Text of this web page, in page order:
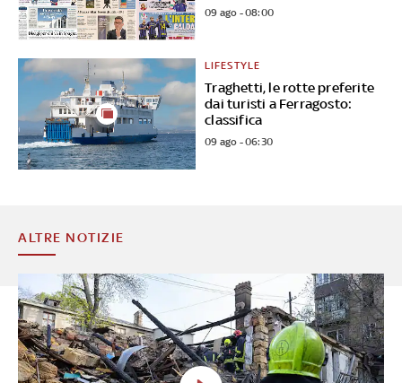
09 ago - 08:00
Traghetti, le rotte preferite
dai turisti a Ferragosto:
classifica
LIFESTYLE
09 ago - 06:30
ALTRE NOTIZIE